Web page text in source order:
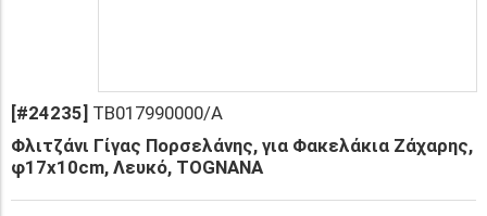
[#24235] TB017990000/A
Φλιτζάνι Γίγας Πορσελάνης, για Φακελάκια Ζάχαρης,
φ17x10cm, Λευκό, TOGNANA